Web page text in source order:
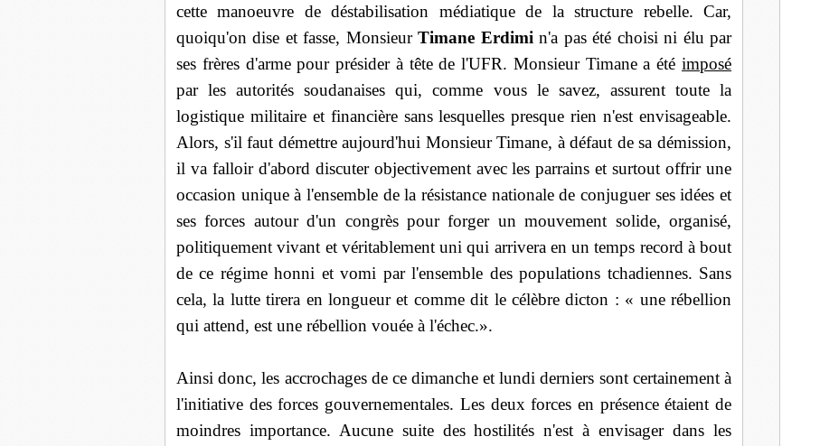
cette manoeuvre de déstabilisation médiatique de la structure rebelle. Car,
quoiqu'on dise et fasse, MonsieurTimane Erdimi n'a pas été choisi ni élu par
ses frères d'arme pour présider à tête de l'UFR. Monsieur Timane a été imposé
par les autorités soudanaises qui, comme vous le savez, assurent toute la
logistique militaire et financière sans lesquelles presque rien n'est envisageable.
Alors, s'il faut démettre aujourd'hui Monsieur Timane, à défaut de sa démission,
il va falloir d'abord discuter objectivement avec les parrains et surtout offrir une
occasion unique à l'ensemble de la résistance nationale de conjuguer ses idées et
ses forces autour d'un congrès pour forger un mouvement solide, organisé,
politiquement vivant et véritablement uni qui arrivera en un temps record à bout
de ce régime honni et vomi par l'ensemble des populations tchadiennes. Sans
cela, la lutte tirera en longueur et comme dit le célèbre dicton : « une rébellion
qui attend, est une rébellion vouée à l'échec.».
Ainsi donc, les accrochages de ce dimanche et lundi derniers sont certainement à
l'initiative des forces gouvernementales. Les deux forces en présence étaient de
moindres importance. Aucune suite des hostilités n'est à envisager dans les